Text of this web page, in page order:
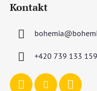
Kontakt
bohemia@
+420 739 133 159